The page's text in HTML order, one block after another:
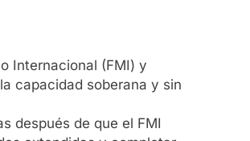
Internacional (FMI) y
capacidad soberana y sin
después de que el FMI